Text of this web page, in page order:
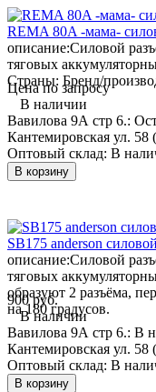
REMA 80A -мама-
описание:Силовой
тяговых
Страны: Бренд/
Цена по запросу
В наличии
Вавилова 9А стр 6.:
Кантемировская ул. 58
Оптовый склад: В
В корзину
SB175 anderson
описание:Силовой
тяговых
образуют 2 разъёма,
на 180 градусов.
900 руб.
В наличии
Вавилова 9А стр 6.: В
Кантемировская ул. 58
Оптовый склад: В
В корзину